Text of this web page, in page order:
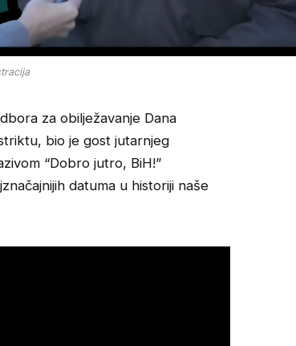
za obilježavanje Dana
bio je gost jutarnjeg
“Dobro jutro, BiH!”
datuma u historiji naše